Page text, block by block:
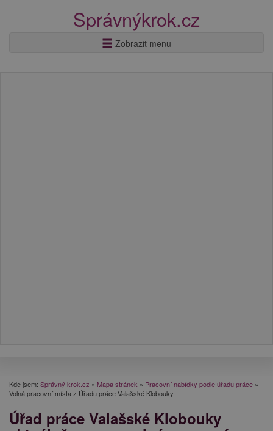
Správnýkrok.cz
Zobrazit menu
Kde jsem: Správný krok.cz » Mapa stránek » Pracovní nabídky podle úřadu práce »
Volná pracovní místa z Úřadu práce Valašské Klobouky
Úřad práce Valašské Klobouky